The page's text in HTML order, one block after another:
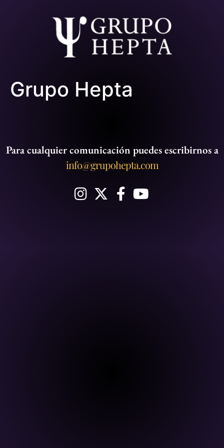
Grupo Hepta
Para cualquier comunicación puedes escribirnos a
info@grupohepta.com